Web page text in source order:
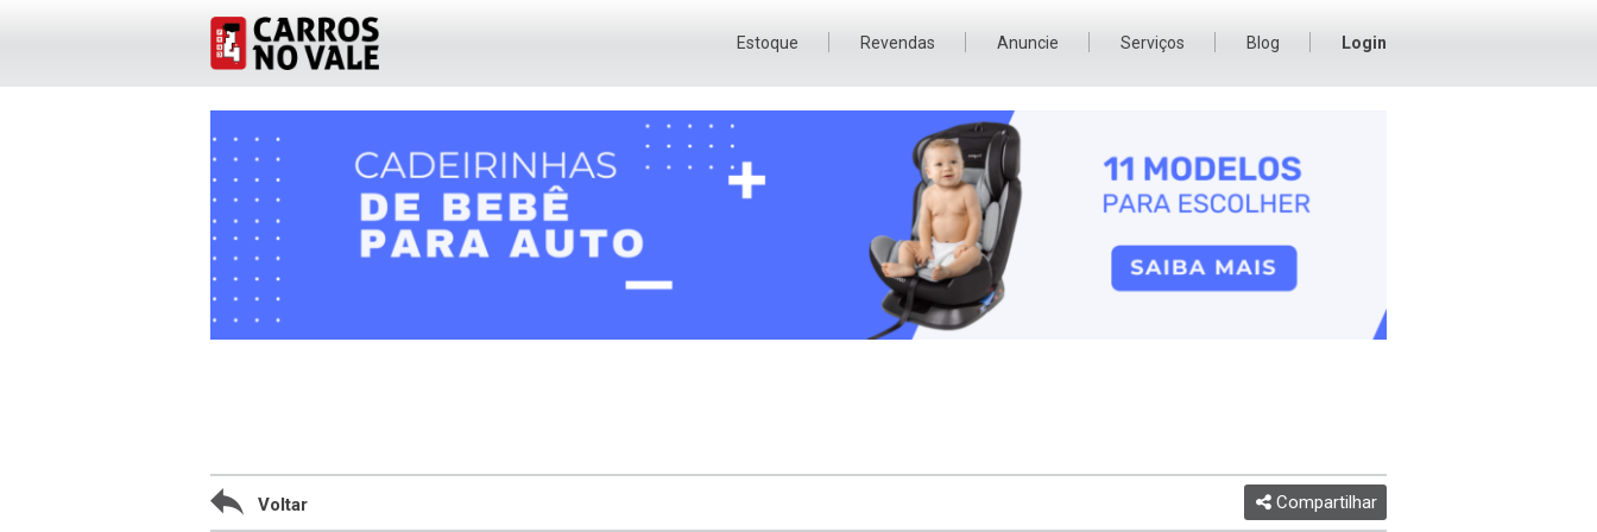
Estoque Revendas Anuncie Serviços Blog Login
Voltar Compartilhar